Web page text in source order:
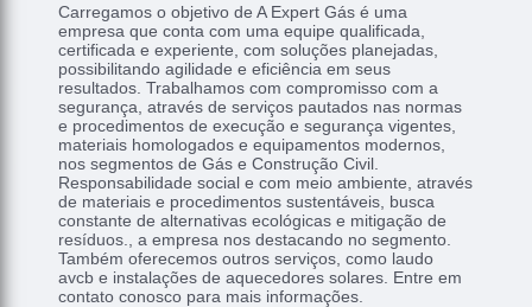
Carregamos o objetivo de A Expert Gás é uma
empresa que conta com uma equipe qualificada,
certificada e experiente, com soluções planejadas,
possibilitando agilidade e eficiência em seus
resultados. Trabalhamos com compromisso com a
segurança, através de serviços pautados nas normas
e procedimentos de execução e segurança vigentes,
materiais homologados e equipamentos modernos,
nos segmentos de Gás e Construção Civil.
Responsabilidade social e com meio ambiente, através
de materiais e procedimentos sustentáveis, busca
constante de alternativas ecológicas e mitigação de
resíduos., a empresa nos destacando no segmento.
Também oferecemos outros serviços, como laudo
avcb e instalações de aquecedores solares. Entre em
contato conosco para mais informações.